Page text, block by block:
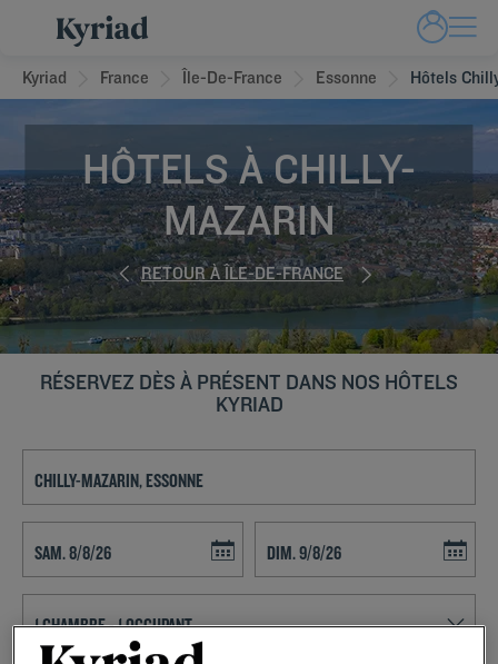
Kyriad France Île-De-France Essonne Hôtels
HÔTELS À CHILLY-
MAZARIN
RETOUR À ÎLE-DE-FRANCE
RÉSERVEZ DÈS À PRÉSENT DANS NOS HÔTELS
KYRIAD